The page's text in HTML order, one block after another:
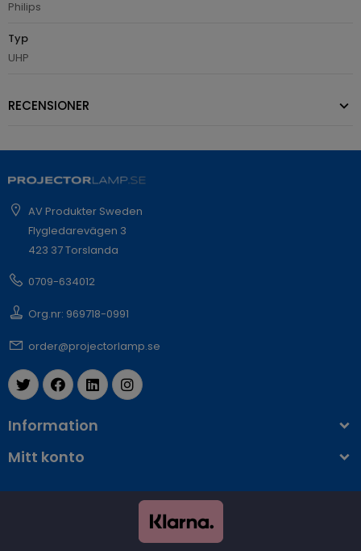
Philips
Typ
UHP
RECENSIONER
AV Produkter Sweden
Flygledarevägen 3
423 37 Torslanda
0709-634012
Org.nr: 969718-0991
order@projectorlamp.se
Information
Mitt konto